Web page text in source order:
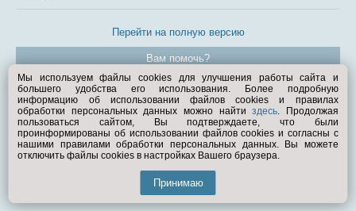
Перейти на полную версию
Вам помочь?
© Exist.ru 1998—2026
Мы используем файлы cookies для улучшения работы сайта и
большего удобства его использования. Более подробную
информацию об использовании файлов cookies и правилах
обработки персональных данных можно найтиздесь. Продолжая
пользоваться сайтом, Вы подтверждаете, что были
проинформированы об использовании файлов cookies и согласны с
нашими правилами обработки персональных данных. Вы можете
отключить файлы cookies в настройках Вашего браузера.
Принимаю